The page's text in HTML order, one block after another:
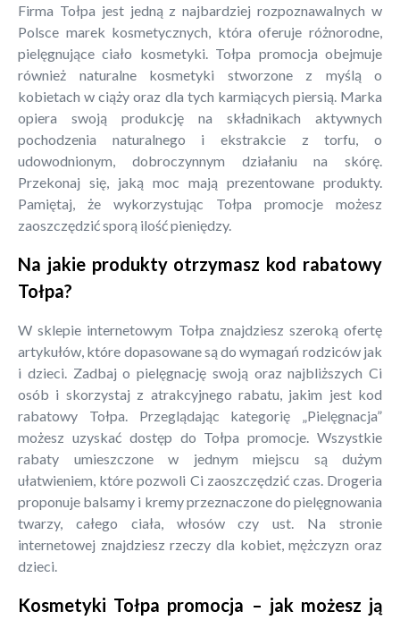
Firma Tołpa jest jedną z najbardziej rozpoznawalnych w
Polsce marek kosmetycznych, która oferuje różnorodne,
pielęgnujące ciało kosmetyki. Tołpa promocja obejmuje
również naturalne kosmetyki stworzone z myślą o
kobietach w ciąży oraz dla tych karmiących piersią. Marka
opiera swoją produkcję na składnikach aktywnych
pochodzenia naturalnego i ekstrakcie z torfu, o
udowodnionym, dobroczynnym działaniu na skórę.
Przekonaj się, jaką moc mają prezentowane produkty.
Pamiętaj, że wykorzystując Tołpa promocje możesz
zaoszczędzić sporą ilość pieniędzy.
Na jakie produkty otrzymasz kod rabatowy
Tołpa?
W sklepie internetowym Tołpa znajdziesz szeroką ofertę
artykułów, które dopasowane są do wymagań rodziców jak
i dzieci. Zadbaj o pielęgnację swoją oraz najbliższych Ci
osób i skorzystaj z atrakcyjnego rabatu, jakim jest kod
rabatowy Tołpa. Przeglądając kategorię „Pielęgnacja”
możesz uzyskać dostęp do Tołpa promocje. Wszystkie
rabaty umieszczone w jednym miejscu są dużym
ułatwieniem, które pozwoli Ci zaoszczędzić czas. Drogeria
proponuje balsamy i kremy przeznaczone do pielęgnowania
twarzy, całego ciała, włosów czy ust. Na stronie
internetowej znajdziesz rzeczy dla kobiet, mężczyzn oraz
dzieci.
Kosmetyki Tołpa promocja – jak możesz ją